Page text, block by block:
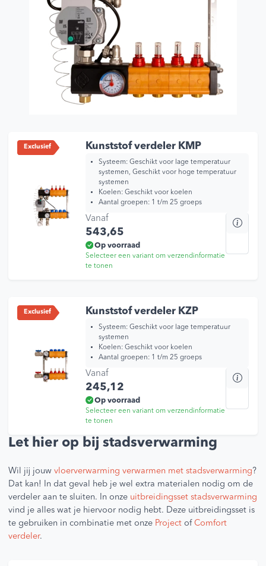
Exclusief Kunststof verdeler KMP
Systeem: Geschikt voor lage temperatuur
systemen, Geschikt voor hoge temperatuur
systemen
Koelen: Geschikt voor koelen
Aantal groepen: 1 t/m 25 groeps
Vanaf
543,65
Op voorraad
Selecteer een variant om verzendinformatie
te tonen
Exclusief Kunststof verdeler KZP
Systeem: Geschikt voor lage temperatuur
systemen
Koelen: Geschikt voor koelen
Aantal groepen: 1 t/m 25 groeps
Vanaf
245,12
Op voorraad
Selecteer een variant om verzendinformatie
te tonen
op
Let hier op bij stadsverwarming
Wil jij jouwvloerverwarming verwarmen met stadsverwarming?
Dat kan! In dat geval heb je wel extra materialen nodig om de
verdeler aan te sluiten. In onze uitbreidingsset stadsverwarming
vind je alles wat je hiervoor nodig hebt. Deze uitbreidingsset is
te gebruiken in combinatie met onze Project ofComfort
verdeler.